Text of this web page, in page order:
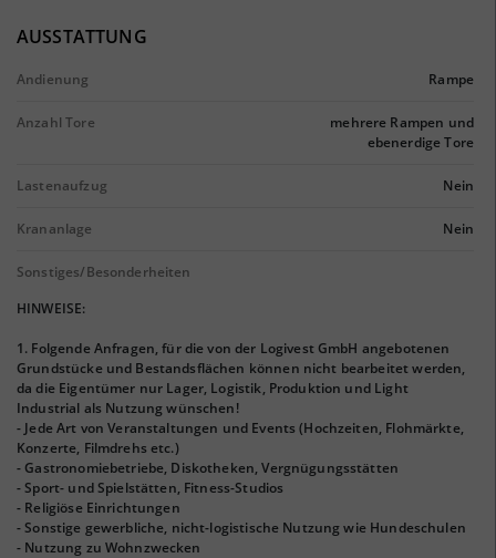
AUSSTATTUNG
Andienung Rampe
Anzahl Tore
mehrere Rampen und
ebenerdige Tore
Lastenaufzug Nein
Krananlage Nein
Sonstiges/Besonderheiten
HINWEISE:
1. Folgende Anfragen, für die von der Logivest GmbH angebotenen
Grundstücke und Bestandsflächen können nicht bearbeitet werden,
da die Eigentümer nur Lager, Logistik, Produktion und Light
Industrial als Nutzung wünschen!
- Jede Art von Veranstaltungen und Events (Hochzeiten, Flohmärkte,
Konzerte, Filmdrehs etc.)
- Gastronomiebetriebe, Diskotheken, Vergnügungsstätten
- Sport- und Spielstätten, Fitness-Studios
- Religiöse Einrichtungen
- Sonstige gewerbliche, nicht-logistische Nutzung wie Hundeschulen
- Nutzung zu Wohnzwecken